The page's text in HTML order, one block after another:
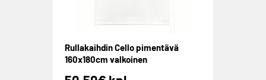
Rullakaihdin Cello pimentävä
160x180cm valkoinen